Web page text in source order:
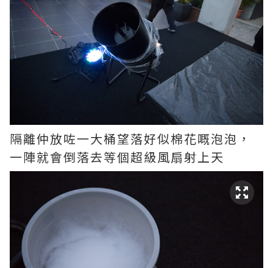
隔離仲放咗一大桶望落好似棉花嘅泡泡，
一陣就會倒落去等個超級風扇射上天